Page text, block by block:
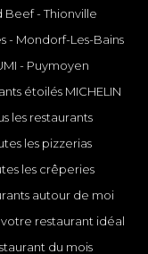
Beef - Thionville
- Mondorf-Les-Bains
- Puymoyen
étoilés MICHELIN
les restaurants
les pizzerias
les crêperies
autour de moi
restaurant idéal
du mois